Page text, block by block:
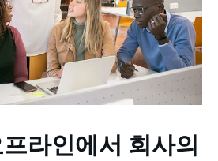
라인에서 회사의